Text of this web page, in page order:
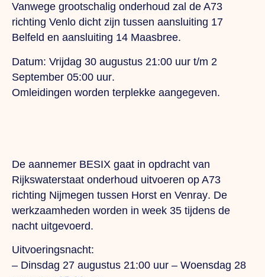
Vanwege grootschalig onderhoud zal de A73
richting Venlo dicht zijn tussen aansluiting 17
Belfeld en aansluiting 14 Maasbree.
Datum: Vrijdag 30 augustus 21:00 uur t/m 2
September 05:00 uur.
Omleidingen worden terplekke aangegeven.
De aannemer BESIX gaat in opdracht van
Rijkswaterstaat onderhoud uitvoeren op A73
richting Nijmegen tussen Horst en Venray. De
werkzaamheden worden in week 35 tijdens de
nacht uitgevoerd.
Uitvoeringsnacht:
– Dinsdag 27 augustus 21:00 uur – Woensdag 28